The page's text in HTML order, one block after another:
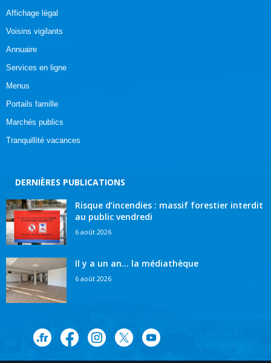
Affichage légal
Voisins vigilants
Annuaire
Services en ligne
Menus
Portails famille
Marchés publics
Tranquillité vacances
DERNIÈRES PUBLICATIONS
Risque d’incendies : massif forestier interdit
au public vendredi
6 août 2026
Il y a un an… la médiathèque
6 août 2026